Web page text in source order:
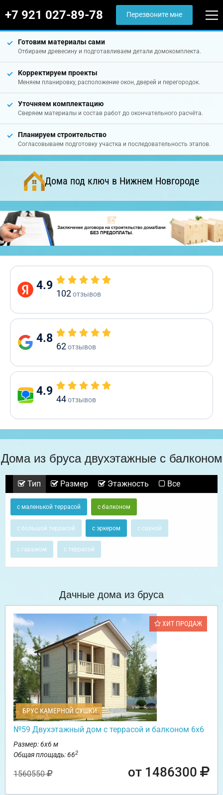
+7 921 027-89-78 Перезвоните мне
Готовим материалы сами
Отбираем древесину и подготавливаем детали домокомплекта.
Корректируем проекты
Меняем планировку, расположение окон, дверей и перегородок.
Уточняем комплектацию
Сверяем материалы и состав работ до окончательного расчёта.
Планируем строительство
Согласовываем подготовку участка и последовательность этапов.
Дома под ключ в Нижнем Новгороде
4.9
102отзывов
4.8
62отзывов
4.9
44отзывов
Дома из бруса двухэтажные с балконом
Тип Размер Этажность Все
с маленькой террасой с балконом
с большой террасой с эркером с сауной
с гаражом с террасой
Дачные дома из бруса
ХИТ ПРОДАЖ
БРУС КАМЕРНОЙ СУШКИ
№59 Двухэтажный дом с террасой и балконом 6х6
Размер: 6х6 м
Общая площадь: 662
1560550 от 1486300